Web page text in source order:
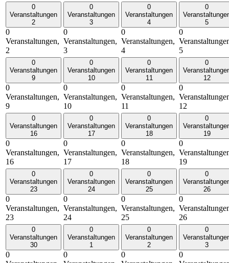
0
Veranstaltungen
2
0
Veranstaltungen,
2
0
Veranstaltungen
3
0
Veranstaltungen,
3
0
Veranstaltungen
4
0
Veranstaltungen,
4
0
5
0
5
0
Veranstaltungen
9
0
Veranstaltungen,
9
0
Veranstaltungen
10
0
Veranstaltungen,
10
0
Veranstaltungen
11
0
Veranstaltungen,
11
0
12
0
12
0
Veranstaltungen
16
0
Veranstaltungen,
16
0
Veranstaltungen
17
0
Veranstaltungen,
17
0
Veranstaltungen
18
0
Veranstaltungen,
18
0
19
0
19
0
Veranstaltungen
23
0
Veranstaltungen,
23
0
Veranstaltungen
24
0
Veranstaltungen,
24
0
Veranstaltungen
25
0
Veranstaltungen,
25
0
26
0
26
0
Veranstaltungen
30
0
0
Veranstaltungen
1
0
0
Veranstaltungen
2
0
0
3
0